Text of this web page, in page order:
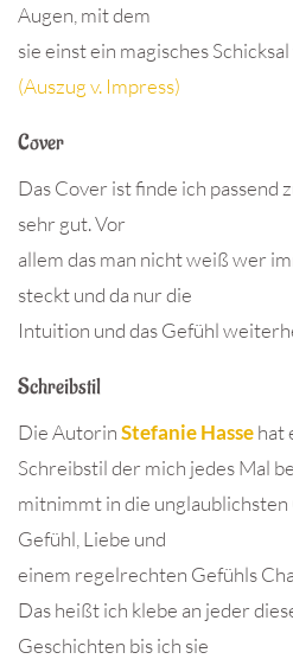
Augen, mit dem
sie einst ein magisches
(Auszug v. Impress)
Cover
Das Cover ist finde ich passend
sehr gut. Vor
allem das man nicht weiß wer
steckt und da nur die
Intuition und das Gefühl
Schreibstil
Die AutorinStefanie Hassehat
Schreibstil der mich jedes Mal
mitnimmt in die
Gefühl, Liebe und
einem regelrechten Gefühls
Das heißt ich klebe an jeder
Geschichten bis ich sie